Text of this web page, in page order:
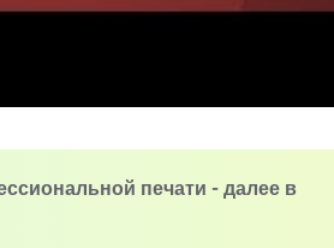
печати - далее в